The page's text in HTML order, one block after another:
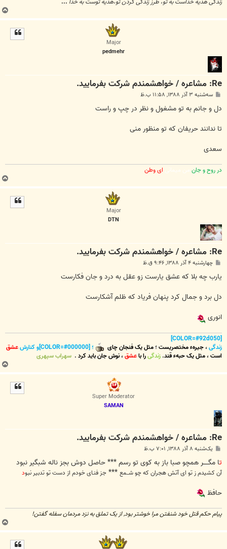
ب
ا
Major
pedmehr
Re: مشاعره / خواهشمندم شرکت بفرماييد.
پ
ت
سه‌شنبه ۳ آذر ۱۳۸۸, ۱۱:۵۸ ب.ظ
دل و جانم به تو مشغول و نظر در چپ و راست
تا ندانند حریفان که تو منظور منی
سعدی
در روح و جانمن میمانی ای وطن
ب
ا
Major
DTN
Re: مشاعره / خواهشمندم شرکت بفرماييد.
پ
ت
چهارشنبه ۴ آذر ۱۳۸۸, ۹:۴۶ ق.ظ
یارب چه بلا که عشق یارست زو عقل به درد و جان فکارست
دل برد و جمال کرد پنهان فریاد که ظلم آشکارست
انوری
زندگی،جیرهء مختصریست؛مثل یک فنجان چای ؛ [COLOR=#000000]و کنارش
عشق
است،مثل یک حبهء قند. زندگیرا باعشق،نوش جانباید کرد. سهراب سپهری
ب
ا
Super Moderator
SAMAN
Re: مشاعره / خواهشمندم شرکت بفرماييد.
پ
ت
یک‌شنبه ۸ آذر ۱۳۸۸, ۷:۰۱ ب.ظ
ا مگـــــر همچو صبا باز به کوی تو رسم *** حاصل دوش بجز ناله شبگیر نبود
آن کشیدم ز تو ای آتش هجران که چو شــمع*** جز فنـای خودم از دست تو تدبیر نبود
حافظ
پیام حکم قتل خود شنفتن مرا خوشتر بود, از یک تملق به نزد مردمان سفله گفتن!
ب
ا